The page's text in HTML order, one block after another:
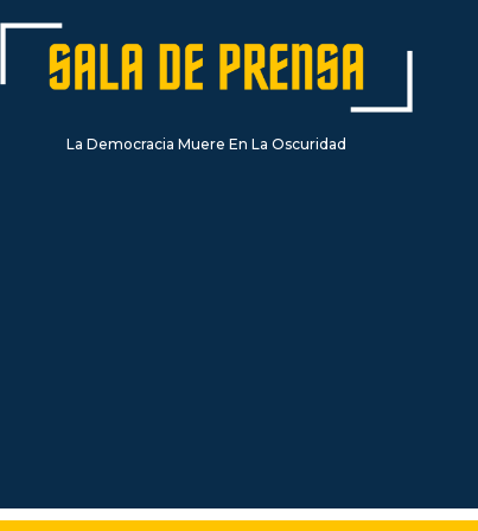
La Democracia Muere En La Oscuridad